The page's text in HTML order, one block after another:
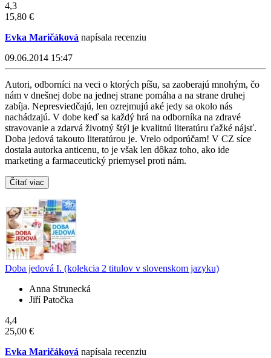
4,3
15,80 €
Evka Maričáková napísala recenziu
09.06.2014 15:47
Autori, odborníci na veci o ktorých píšu, sa zaoberajú mnohým, čo
nám v dnešnej dobe na jednej strane pomáha a na strane druhej
zabíja. Nepresviedčajú, len ozrejmujú aké jedy sa okolo nás
nachádzajú. V dobe keď sa každý hrá na odborníka na zdravé
stravovanie a zdarvá životný štýl je kvalitnú literatúru ťažké nájsť.
Doba jedová takouto literatúrou je. Vrelo odporúčam! V CZ síce
dostala autorka anticenu, to je však len dôkaz toho, ako ide
marketing a farmaceutický priemysel proti nám.
Čítať viac
Doba jedová I. (kolekcia 2 titulov v slovenskom jazyku)
Anna Strunecká
Jiří Patočka
4,4
25,00 €
Evka Maričáková napísala recenziu